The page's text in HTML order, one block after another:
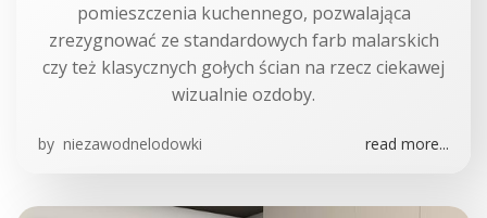
pomieszczenia kuchennego, pozwalająca
zrezygnować ze standardowych farb malarskich
czy też klasycznych gołych ścian na rzecz ciekawej
wizualnie ozdoby.
by niezawodnelodowki read more...